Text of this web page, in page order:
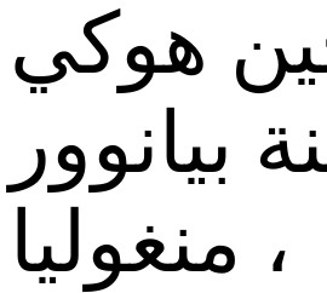
هوكي
بيانوور
، منغوليا